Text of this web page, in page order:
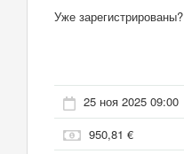
Уже зарегистрированы?
25 ноя 2025 09:00
950,81 €